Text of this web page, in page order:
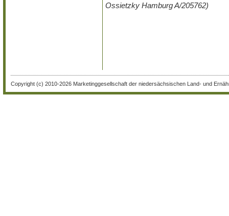
Ossietzky Hamburg A/205762)
Copyright (c) 2010-2026 Marketinggesellschaft der niedersächsischen Land- und